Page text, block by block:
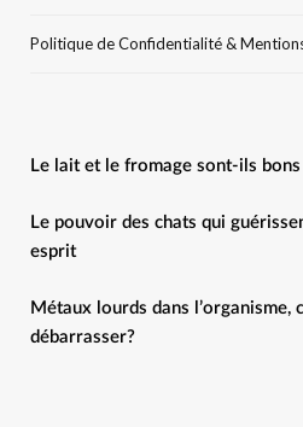
Politique de Confidentialité &
Le lait et le fromage sont-ils
Le pouvoir des chats qui
esprit
Métaux lourds dans l’organisme,
débarrasser?